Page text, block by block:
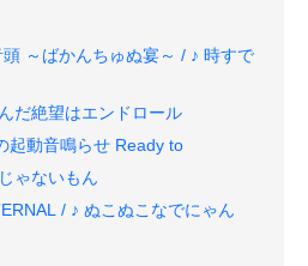
～ばかんちゅぬ宴～ / ♪ 時すで
だ絶望はエンドロール
起動音鳴らせ Ready to
ゃないもん
/ ♪ ぬこぬこなでにゃん